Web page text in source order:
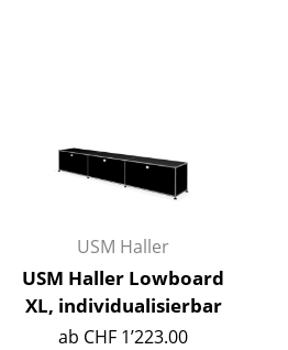
... alle Betten
Uhren
Spiegel
Figuren & Miniaturen
USM Haller
USM Haller Lowboard
XL, individualisierbar
ab CHF 1’223.00